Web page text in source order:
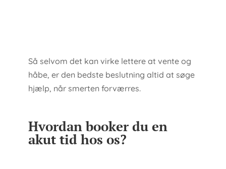
Så selvom det kan virke lettere at vente og
håbe, er den bedste beslutning altid at søge
hjælp, når smerten forværres.
Hvordan booker du en
akut tid hos os?